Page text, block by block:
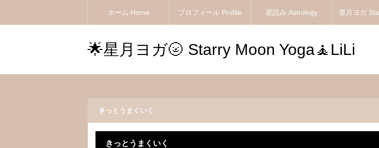
ホーム Home プロフィール Profile 星読み Astrology 星月ヨガ
🌟星月ヨガ🌝 Starry Moon Yoga🧘LiLi
きっとうまくいく
きっとうまくいく